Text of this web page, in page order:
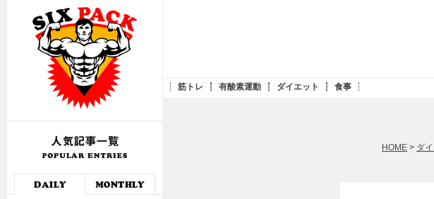
筋トレ 有酸素運動 ダイエット 食事
HOME > ダ